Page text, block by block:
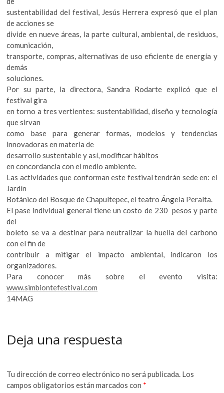
sustentabilidad del festival, Jesús Herrera expresó que el plan
de acciones se
divide en nueve áreas, la parte cultural, ambiental, de residuos,
comunicación,
transporte, compras, alternativas de uso eficiente de energía y
demás
soluciones.
Por su parte, la directora, Sandra Rodarte explicó que el
festival gira
en torno a tres vertientes: sustentabilidad, diseño y tecnología
que sirvan
como base para generar formas, modelos y tendencias
innovadoras en materia de
desarrollo sustentable y así, modificar hábitos
en concordancia con el medio ambiente.
Las actividades que conforman este festival tendrán sede en: el
Jardín
Botánico del Bosque de Chapultepec, el teatro Ángela Peralta.
El pase individual general tiene un costo de 230 pesos y parte
del
boleto se va a destinar para neutralizar la huella del carbono
con el fin de
contribuir a mitigar el impacto ambiental, indicaron los
organizadores.
Para conocer más sobre el evento visita:
www.simbiontefestival.com
14MAG
Deja una respuesta
Tu dirección de correo electrónico no será publicada. Los
campos obligatorios están marcados con *